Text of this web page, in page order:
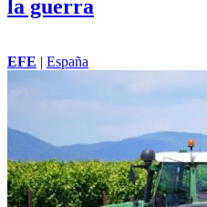
la guerra
EFE | España